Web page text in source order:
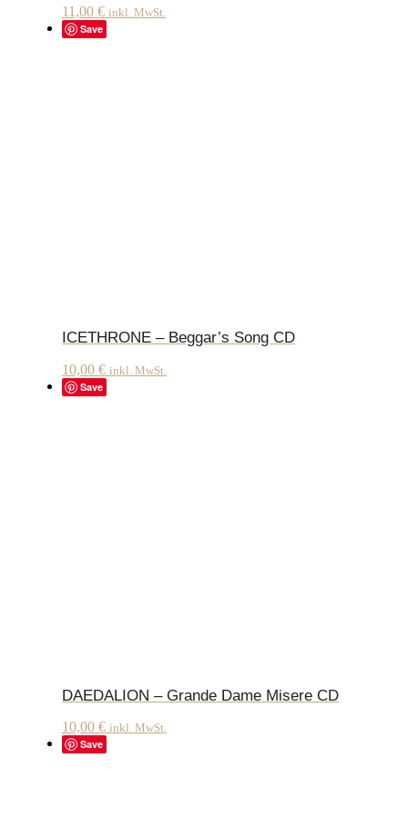
11,00 € inkl. MwSt.
Save
ICETHRONE – Beggar’s Song CD
10,00 € inkl. MwSt.
Save
DAEDALION – Grande Dame Misere CD
10,00 € inkl. MwSt.
Save